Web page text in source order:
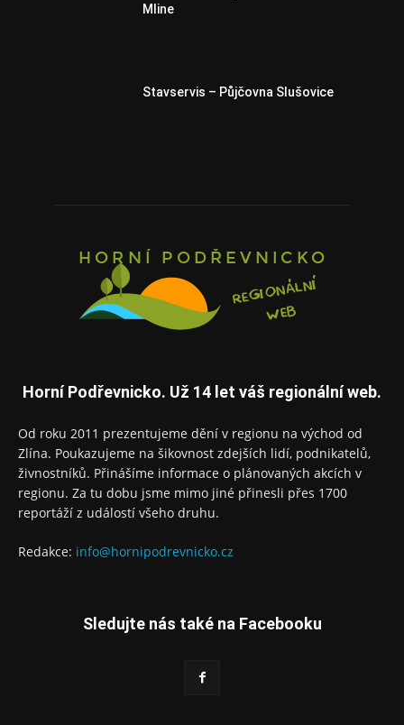
Mline
Stavservis – Půjčovna Slušovice
Horní Podřevnicko. Už 14 let váš regionální web.
Od roku 2011 prezentujeme dění v regionu na východ od
Zlína. Poukazujeme na šikovnost zdejších lidí, podnikatelů,
živnostníků. Přinášíme informace o plánovaných akcích v
regionu. Za tu dobu jsme mimo jiné přinesli přes 1700
reportáží z událostí všeho druhu.
Redakce: info@hornipodrevnicko.cz
Sledujte nás také na Facebooku